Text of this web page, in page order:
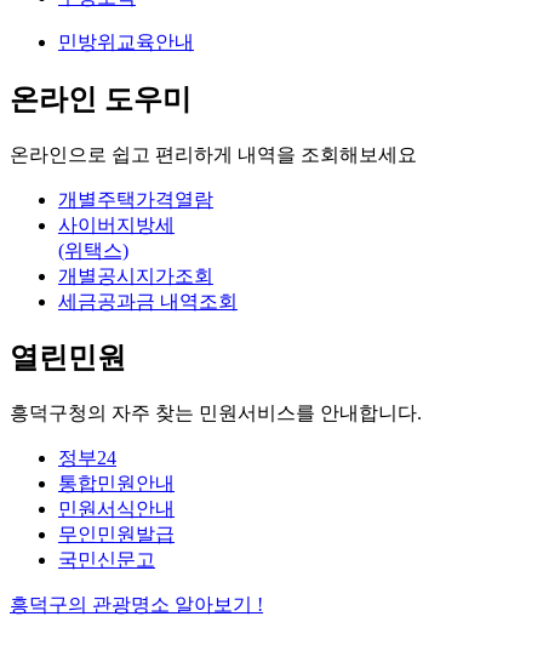
민방위교육안내
온라인 도우미
온라인으로 쉽고 편리하게 내역을 조회해보세요
개별주택가격열람
사이버지방세
(위택스)
개별공시지가조회
세금공과금 내역조회
열린민원
흥덕구청의 자주 찾는 민원서비스를 안내합니다.
정부24
통합민원안내
민원서식안내
무인민원발급
국민신문고
흥덕구의 관광명소 알아보기 !